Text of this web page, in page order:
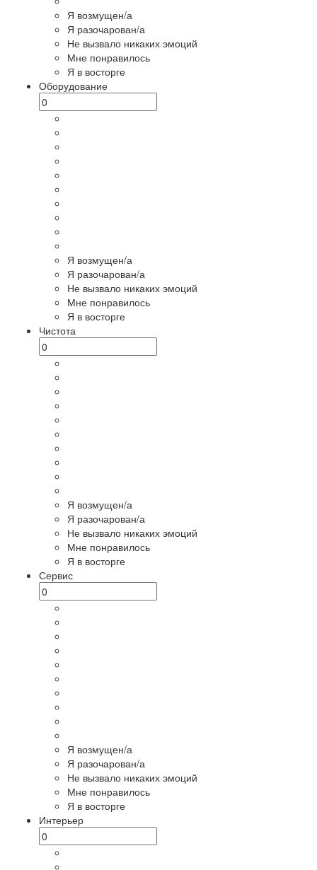
Я возмущен/а
Я разочарован/а
Не вызвало никаких эмоций
Мне понравилось
Я в восторге
Оборудование
Я возмущен/а
Я разочарован/а
Не вызвало никаких эмоций
Мне понравилось
Я в восторге
Чистота
Я возмущен/а
Я разочарован/а
Не вызвало никаких эмоций
Мне понравилось
Я в восторге
Сервис
Я возмущен/а
Я разочарован/а
Не вызвало никаких эмоций
Мне понравилось
Я в восторге
Интерьер